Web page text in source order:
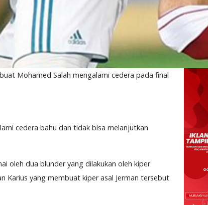
Mohamed Salah mengalami cedera pada final
cedera bahu dan tidak bisa melanjutkan
oleh dua blunder yang dilakukan oleh kiper
Karius yang membuat kiper asal Jerman tersebut